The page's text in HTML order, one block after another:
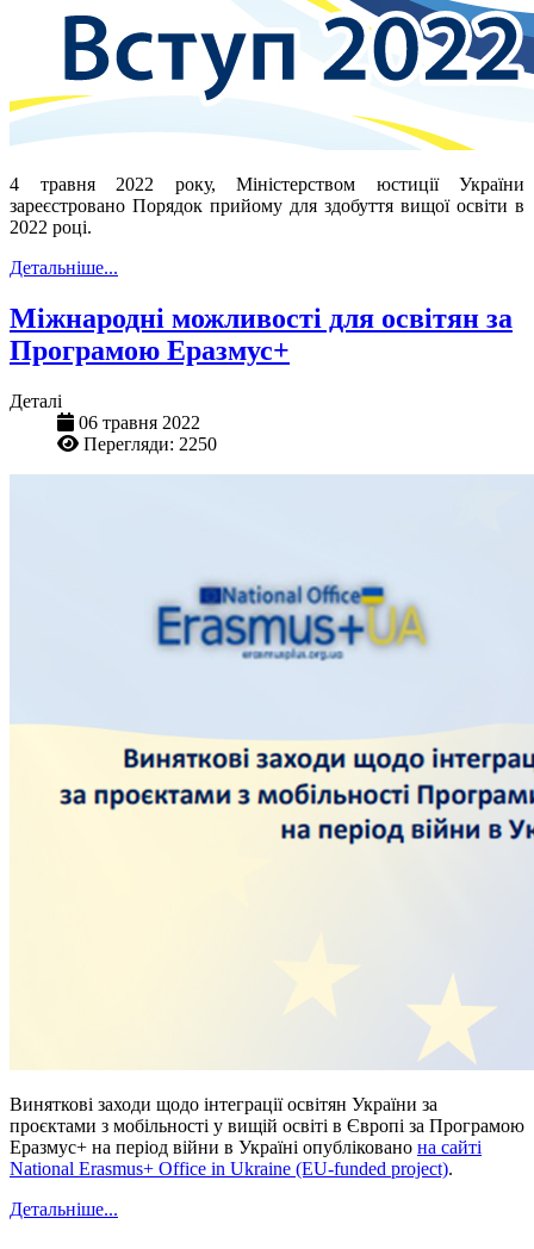
4 травня 2022 року, Міністерством юстиції України
зареєстровано Порядок прийому для здобуття вищої освіти в
2022 році.
Детальніше...
Міжнародні можливості для освітян за
Програмою Еразмус+
Деталі
06 травня 2022
Перегляди: 2250
Виняткові заходи щодо інтеграції освітян України за
проєктами з мобільності у вищій освіті в Європі за Програмою
Еразмус+ на період війни в Україні опубліковано на сайті
National Erasmus+ Office in Ukraine (EU-funded project).
Детальніше...